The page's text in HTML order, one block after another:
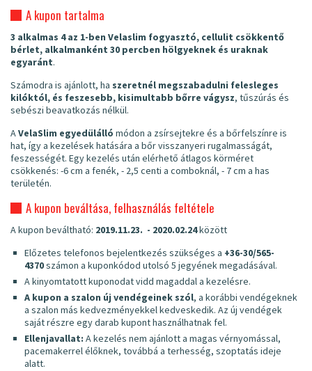
A kupon tartalma
3 alkalmas 4 az 1-ben Velaslim fogyasztó, cellulit csökkentő
bérlet, alkalmanként 30 percben hölgyeknek és uraknak
egyaránt.
Számodra is ajánlott, ha szeretnél megszabadulni felesleges
kilóktól, és feszesebb, kisimultabb bőrre vágysz, tűszúrás és
sebészi beavatkozás nélkül.
AVelaSlim egyedülálló módon a zsírsejtekre és a bőrfelszínre is
hat, így a kezelések hatására a bőr visszanyeri rugalmasságát,
feszességét. Egy kezelés után elérhető átlagos körméret
csökkenés: -6 cm a fenék, - 2,5 centi a comboknál, - 7 cm a has
területén.
A kupon beváltása, felhasználás feltétele
A kupon beváltható: 2019.11.23. - 2020.02.24között
Előzetes telefonos bejelentkezés szükséges a +36-30/565-
4370számon a kuponkódod utolsó 5 jegyének megadásával.
A kinyomtatott kuponodat vidd magaddal a kezelésre.
A kupon a szalon új vendégeinek szól, a korábbi vendégeknek
a szalon más kedvezményekkel kedveskedik. Az új vendégek
saját részre egy darab kupont használhatnak fel.
Ellenjavallat: A kezelés nem ajánlott a magas vérnyomással,
pacemakerrel élőknek, továbbá a terhesség, szoptatás ideje
alatt.